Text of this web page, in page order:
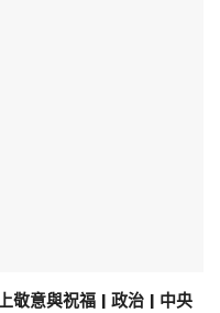
敬意與祝福 | 政治 | 中央